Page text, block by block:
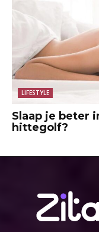
LIFESTYLE
Slaap je beter
hittegolf?